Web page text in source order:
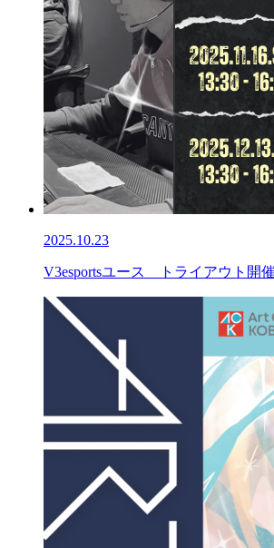
2025.10.23
V3esportsユース トライアウト開催